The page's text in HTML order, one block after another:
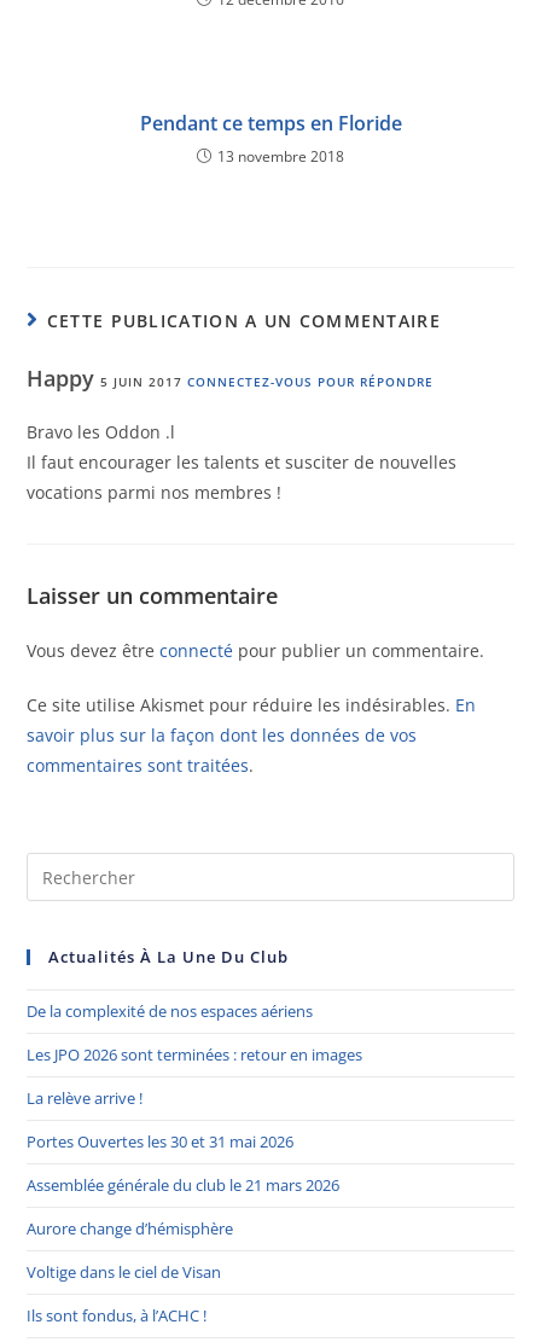
Pendant ce temps en Floride
13 novembre 2018
CETTE PUBLICATION A UN COMMENTAIRE
Happy5 JUIN 2017 CONNECTEZ-VOUS POUR RÉPONDRE
Bravo les Oddon .l
Il faut encourager les talents et susciter de nouvelles
vocations parmi nos membres !
Laisser un commentaire
Vous devez êtreconnecté pour publier un commentaire.
Ce site utilise Akismet pour réduire les indésirables. En
savoir plus sur la façon dont les données de vos
commentaires sont traitées.
Actualités À La Une Du Club
De la complexité de nos espaces aériens
Les JPO 2026 sont terminées : retour en images
La relève arrive !
Portes Ouvertes les 30 et 31 mai 2026
Assemblée générale du club le 21 mars 2026
Aurore change d’hémisphère
Voltige dans le ciel de Visan
Ils sont fondus, à l’ACHC !